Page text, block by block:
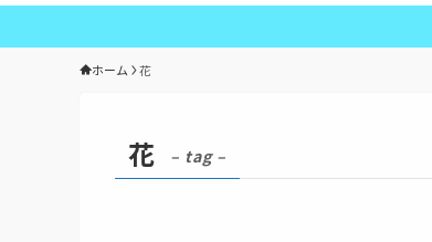
ホーム 花
花 – tag –